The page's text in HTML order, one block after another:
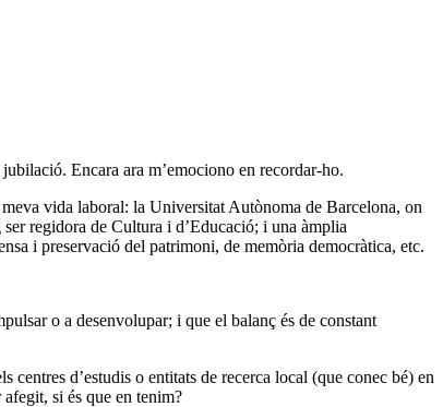
Encara ara m’emociono en recordar-ho.
vida laboral: la Universitat Autònoma de Barcelona, on
regidora de Cultura i d’Educació; i una àmplia
i preservació del patrimoni, de memòria democràtica, etc.
o a desenvolupar; i que el balanç és de constant
centres d’estudis o entitats de recerca local (que conec bé) en
si és que en tenim?